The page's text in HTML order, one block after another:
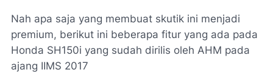
Nah apa saja yang membuat skutik ini menjadi
premium, berikut ini beberapa fitur yang ada pada
Honda SH150i yang sudah dirilis oleh AHM pada
ajang IIMS 2017